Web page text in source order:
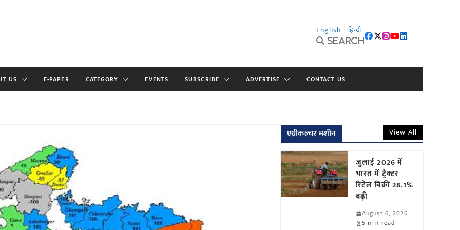
English | हिन्दी
Search
US E-PAPER CATEGORY EVENTS SUBSCRIBE ADVERTISE CONTACT US
एग्रीकल्चर मशीन View All
जुलाई 2026 में
भारत में ट्रैक्टर
रिटेल बिक्री 28.1%
बढ़ी
August 6, 2026
5 min read